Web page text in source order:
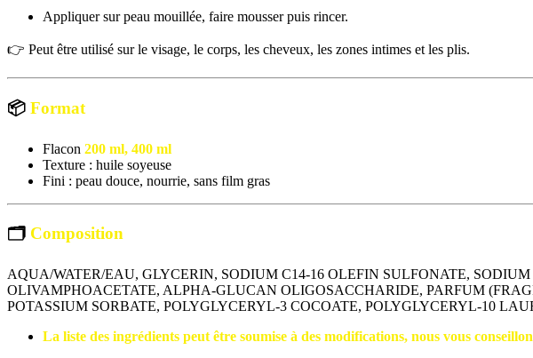
Appliquer sur peau mouillée, faire mousser puis rincer.
👉 Peut être utilisé sur le visage, le corps, les cheveux, les zones intimes et les plis.
📦 Format
Flacon 200 ml, 400 ml
Texture : huile soyeuse
Fini : peau douce, nourrie, sans film gras
🗂 Composition
AQUA/WATER/EAU, GLYCERIN, SODIUM C14-16 OLEFIN SULFONATE,
OLIVAMPHOACETATE, ALPHA-GLUCAN OLIGOSACCHARIDE, PARFUM
POTASSIUM SORBATE, POLYGLYCERYL-3 COCOATE, POLYGLYCERYL-10
La liste des ingrédients peut être soumise à des modifications, nous vous